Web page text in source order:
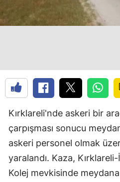
Kırklareli'nde askeri bir
çarpışması sonucu
askeri personel olmak
yaralandı. Kaza,
Kolej mevkisinde meydana